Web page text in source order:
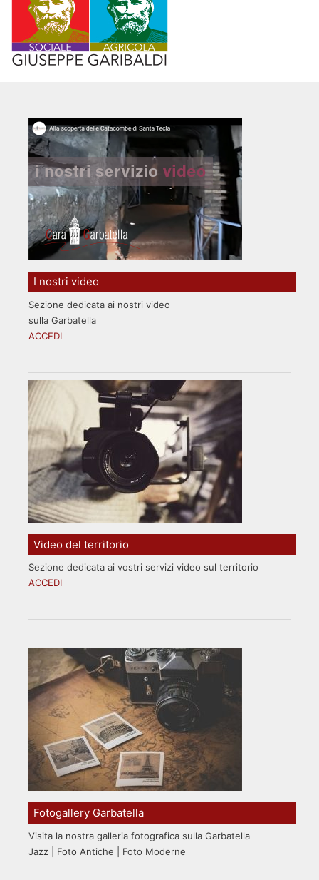
I nostri video
Sezione dedicata ai nostri video
sulla Garbatella
ACCEDI
Video del territorio
Sezione dedicata ai vostri servizi video sul territorio
ACCEDI
Fotogallery Garbatella
Visita la nostra galleria fotografica sulla Garbatella
Jazz | Foto Antiche | Foto Moderne